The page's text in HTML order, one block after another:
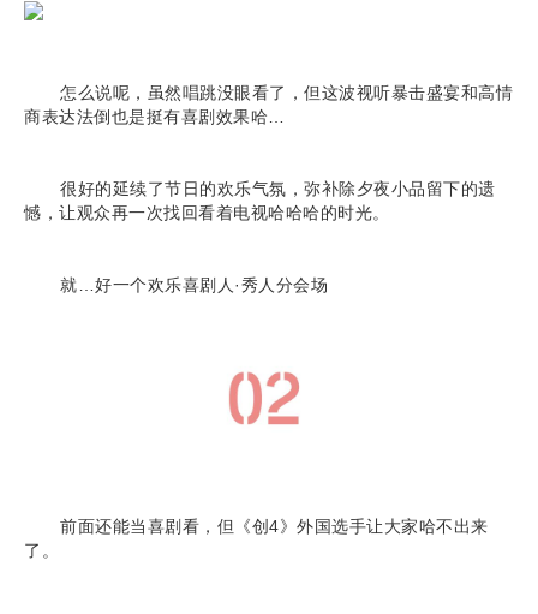
怎么说呢，虽然唱跳没眼看了，但这波视听暴击盛宴和高情
商表达法倒也是挺有喜剧效果哈…
很好的延续了节日的欢乐气氛，弥补除夕夜小品留下的遗
憾，让观众再一次找回看着电视哈哈哈的时光。
就…好一个欢乐喜剧人·秀人分会场
前面还能当喜剧看，但《创4》外国选手让大家哈不出来
了。